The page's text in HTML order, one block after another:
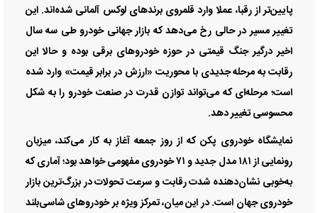
پایین‌تر از رقبا، عملا وارد قلمروی برند‌های لوکس آلمانی شده‌اند. این
تغییر مسیر در حالی رخ می‌دهد که بازار جهانی خودرو طی سه سال
اخیر درگیر جنگ قیمتی در حوزه خودرو‌های برقی بوده و حالا این
رقابت به مرحله جدیدی با محوریت «ارزش در برابر قیمت» وارد شده
است؛ مرحله‌ای که می‌تواند توازن قدرت در صنعت خودرو را به شکل
محسوسی تغییر دهد.
نمایشگاه خودروی پکن که از روز جمعه آغاز به کار می‌کند، میزبان
رونمایی از ۱۸۱ مدل جدید و ۷۱ خودروی مفهومی خواهد بود؛ آماری که
به‌خوبی نشان‌دهنده شدت رقابت و سرعت تحولات در بزرگ‌ترین بازار
خودروی جهان است. در این میان، تمرکز ویژه بر خودرو‌های شاسی‌بلند